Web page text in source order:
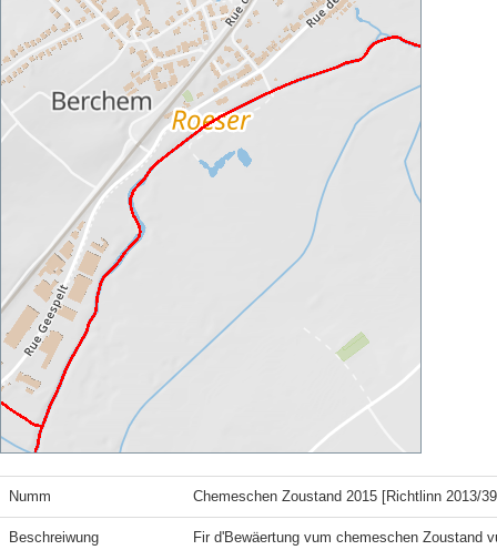
Numm Chemeschen Zoustand 2015 [Richtlinn 2013/
Beschreiwung
Fir d'Bewäertung vum chemeschen Zoustand